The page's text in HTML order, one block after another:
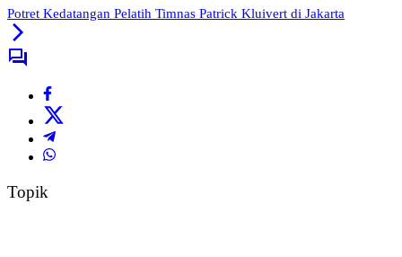
Potret Kedatangan Pelatih Timnas Patrick Kluivert di Jakarta
Topik